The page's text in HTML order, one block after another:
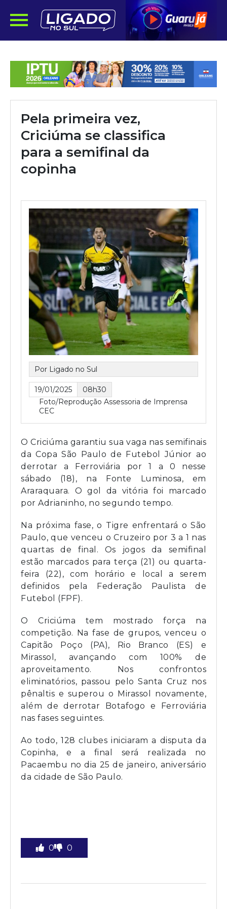
Pela primeira vez,
Criciúma se classifica
para a semifinal da
copinha
Por Ligado no Sul
19/01/2025
08h30
Foto/Reprodução Assessoria de Imprensa
CEC
O Criciúma garantiu sua vaga nas semifinais
da Copa São Paulo de Futebol Júnior ao
derrotar a Ferroviária por 1 a 0 nesse
sábado (18), na Fonte Luminosa, em
Araraquara. O gol da vitória foi marcado
por Adrianinho, no segundo tempo.
Na próxima fase, o Tigre enfrentará o São
Paulo, que venceu o Cruzeiro por 3 a 1 nas
quartas de final. Os jogos da semifinal
estão marcados para terça (21) ou quarta-
feira (22), com horário e local a serem
definidos pela Federação Paulista de
Futebol (FPF).
O Criciúma tem mostrado força na
competição. Na fase de grupos, venceu o
Capitão Poço (PA), Rio Branco (ES) e
Mirassol, avançando com 100% de
aproveitamento. Nos confrontos
eliminatórios, passou pelo Santa Cruz nos
pênaltis e superou o Mirassol novamente,
além de derrotar Botafogo e Ferroviária
nas fases seguintes.
Ao todo, 128 clubes iniciaram a disputa da
Copinha, e a final será realizada no
Pacaembu no dia 25 de janeiro, aniversário
da cidade de São Paulo.
0 0